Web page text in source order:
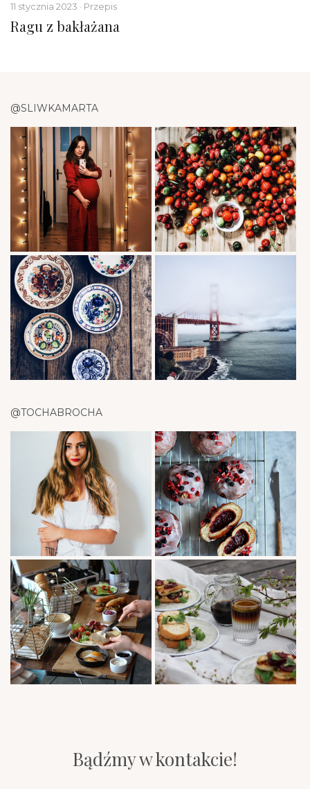
11 stycznia 2023 · Przepis
Ragu z bakłażana
@SLIWKAMARTA
@TOCHABROCHA
Bądźmy w kontakcie!